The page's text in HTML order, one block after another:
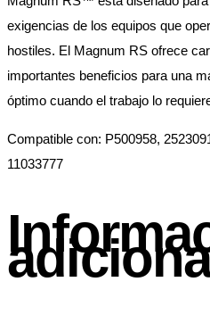
exigencias de los equipos que
hostiles. El Magnum RS ofrece
importantes beneficios para una
óptimo cuando el trabajo lo
Compatible con: P500958,
11033777